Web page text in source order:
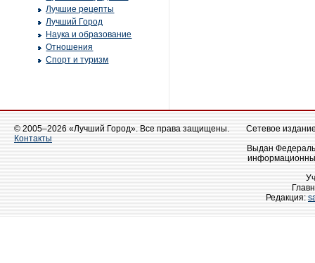
Лучшие рецепты
Лучший Город
Наука и образование
Отношения
Спорт и туризм
© 2005–2026 «Лучший Город». Все права защищены.
Контакты
Сетевое
Выдан
Редакция: